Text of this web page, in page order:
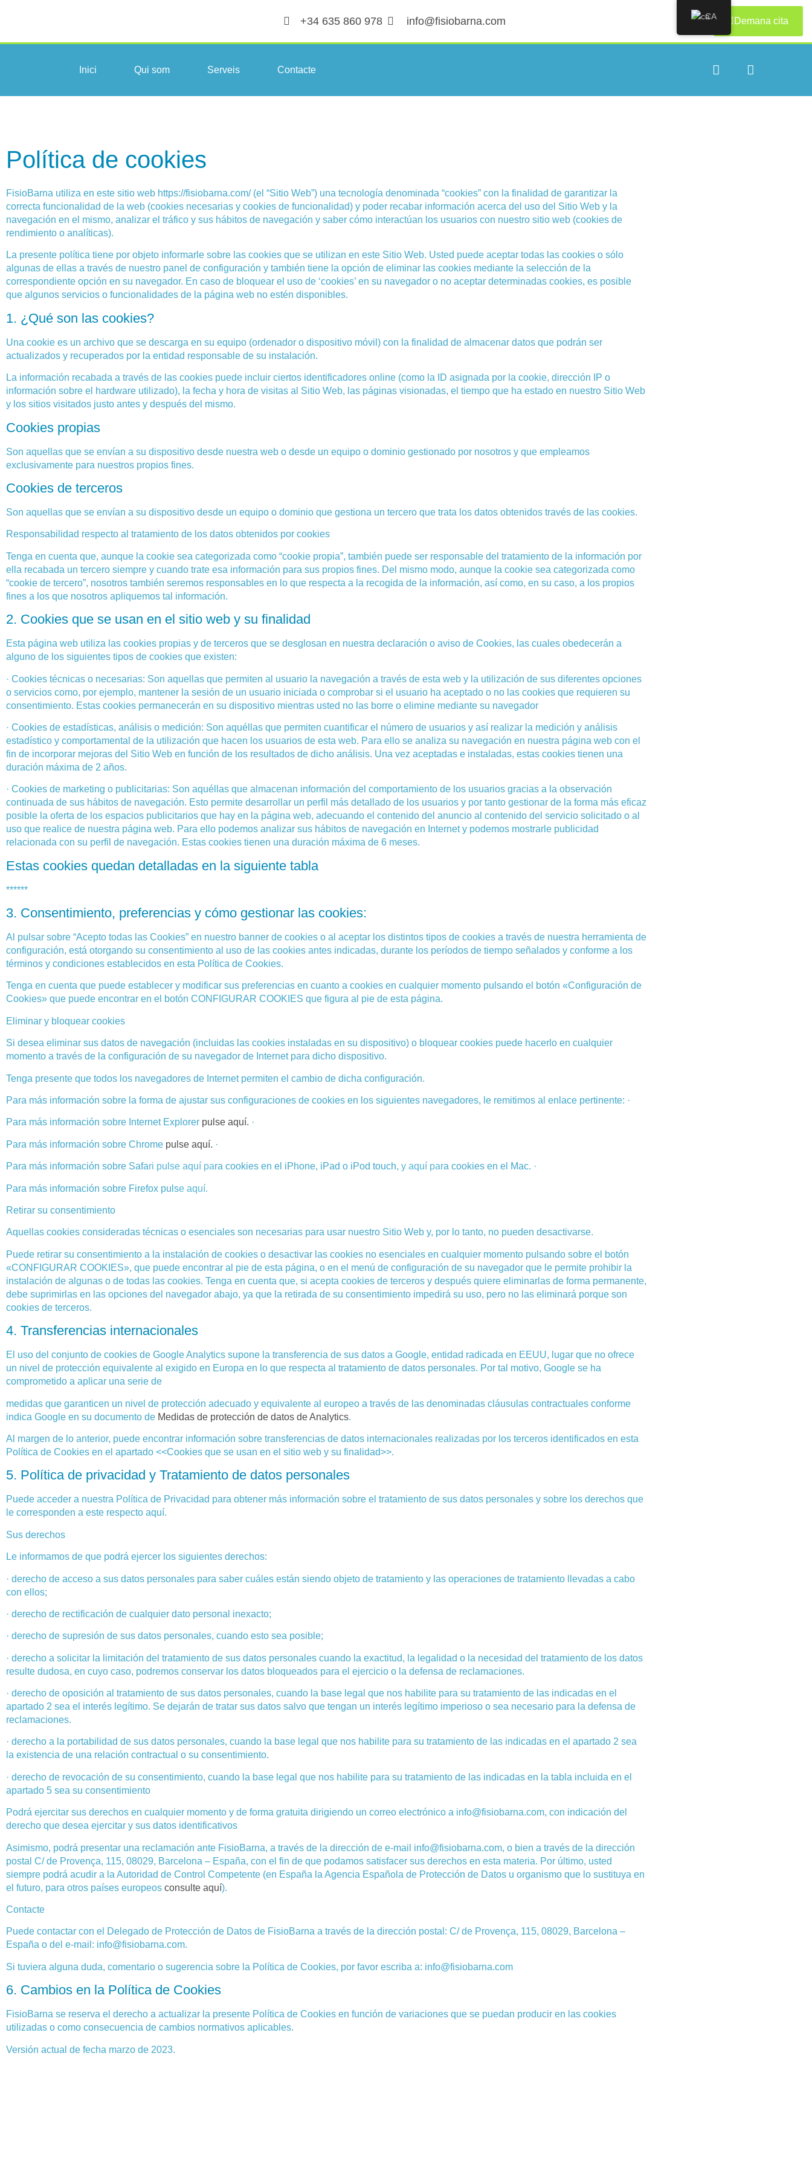
+34 635 860 978 info@fisiobarna.com Demana cita
Inici Qui som Serveis Contacte
Política de cookies
FisioBarna utiliza en este sitio web https://fisiobarna.com/ (el “Sitio Web”) una tecnología denominada “cookies” con la finalidad de garantizar la
correcta funcionalidad de la web (cookies necesarias y cookies de funcionalidad) y poder recabar información acerca del uso del Sitio Web y la
navegación en el mismo, analizar el tráfico y sus hábitos de navegación y saber cómo interactúan los usuarios con nuestro sitio web (cookies de
rendimiento o analíticas).
La presente política tiene por objeto informarle sobre las cookies que se utilizan en este Sitio Web. Usted puede aceptar todas las cookies o sólo
algunas de ellas a través de nuestro panel de configuración y también tiene la opción de eliminar las cookies mediante la selección de la
correspondiente opción en su navegador. En caso de bloquear el uso de ‘cookies’ en su navegador o no aceptar determinadas cookies, es posible
que algunos servicios o funcionalidades de la página web no estén disponibles.
1. ¿Qué son las cookies?
Una cookie es un archivo que se descarga en su equipo (ordenador o dispositivo móvil) con la finalidad de almacenar datos que podrán ser
actualizados y recuperados por la entidad responsable de su instalación.
La información recabada a través de las cookies puede incluir ciertos identificadores online (como la ID asignada por la cookie, dirección IP o
información sobre el hardware utilizado), la fecha y hora de visitas al Sitio Web, las páginas visionadas, el tiempo que ha estado en nuestro Sitio Web
y los sitios visitados justo antes y después del mismo.
Cookies propias
Son aquellas que se envían a su dispositivo desde nuestra web o desde un equipo o dominio gestionado por nosotros y que empleamos
exclusivamente para nuestros propios fines.
Cookies de terceros
Son aquellas que se envían a su dispositivo desde un equipo o dominio que gestiona un tercero que trata los datos obtenidos través de las cookies.
Responsabilidad respecto al tratamiento de los datos obtenidos por cookies
Tenga en cuenta que, aunque la cookie sea categorizada como “cookie propia”, también puede ser responsable del tratamiento de la información por
ella recabada un tercero siempre y cuando trate esa información para sus propios fines. Del mismo modo, aunque la cookie sea categorizada como
“cookie de tercero”, nosotros también seremos responsables en lo que respecta a la recogida de la información, así como, en su caso, a los propios
fines a los que nosotros apliquemos tal información.
2. Cookies que se usan en el sitio web y su finalidad
Esta página web utiliza las cookies propias y de terceros que se desglosan en nuestra declaración o aviso de Cookies, las cuales obedecerán a
alguno de los siguientes tipos de cookies que existen:
· Cookies técnicas o necesarias: Son aquellas que permiten al usuario la navegación a través de esta web y la utilización de sus diferentes opciones
o servicios como, por ejemplo, mantener la sesión de un usuario iniciada o comprobar si el usuario ha aceptado o no las cookies que requieren su
consentimiento. Estas cookies permanecerán en su dispositivo mientras usted no las borre o elimine mediante su navegador
· Cookies de estadísticas, análisis o medición: Son aquéllas que permiten cuantificar el número de usuarios y así realizar la medición y análisis
estadístico y comportamental de la utilización que hacen los usuarios de esta web. Para ello se analiza su navegación en nuestra página web con el
fin de incorporar mejoras del Sitio Web en función de los resultados de dicho análisis. Una vez aceptadas e instaladas, estas cookies tienen una
duración máxima de 2 años.
· Cookies de marketing o publicitarias: Son aquéllas que almacenan información del comportamiento de los usuarios gracias a la observación
continuada de sus hábitos de navegación. Esto permite desarrollar un perfil más detallado de los usuarios y por tanto gestionar de la forma más eficaz
posible la oferta de los espacios publicitarios que hay en la página web, adecuando el contenido del anuncio al contenido del servicio solicitado o al
uso que realice de nuestra página web. Para ello podemos analizar sus hábitos de navegación en Internet y podemos mostrarle publicidad
relacionada con su perfil de navegación. Estas cookies tienen una duración máxima de 6 meses.
Estas cookies quedan detalladas en la siguiente tabla
******
3. Consentimiento, preferencias y cómo gestionar las cookies:
Al pulsar sobre “Acepto todas las Cookies” en nuestro banner de cookies o al aceptar los distintos tipos de cookies a través de nuestra herramienta de
configuración, está otorgando su consentimiento al uso de las cookies antes indicadas, durante los períodos de tiempo señalados y conforme a los
términos y condiciones establecidos en esta Política de Cookies.
Tenga en cuenta que puede establecer y modificar sus preferencias en cuanto a cookies en cualquier momento pulsando el botón «Configuración de
Cookies» que puede encontrar en el botón CONFIGURAR COOKIES que figura al pie de esta página.
Eliminar y bloquear cookies
Si desea eliminar sus datos de navegación (incluidas las cookies instaladas en su dispositivo) o bloquear cookies puede hacerlo en cualquier
momento a través de la configuración de su navegador de Internet para dicho dispositivo.
Tenga presente que todos los navegadores de Internet permiten el cambio de dicha configuración.
Para más información sobre la forma de ajustar sus configuraciones de cookies en los siguientes navegadores, le remitimos al enlace pertinente: ·
Para más información sobre Internet Explorer pulse aquí. ·
Para más información sobre Chrome pulse aquí. ·
Para más información sobre Safari pulse aquí para cookies en el iPhone, iPad o iPod touch, y aquí para cookies en el Mac. ·
Para más información sobre Firefox pulse aquí.
Retirar su consentimiento
Aquellas cookies consideradas técnicas o esenciales son necesarias para usar nuestro Sitio Web y, por lo tanto, no pueden desactivarse.
Puede retirar su consentimiento a la instalación de cookies o desactivar las cookies no esenciales en cualquier momento pulsando sobre el botón
«CONFIGURAR COOKIES», que puede encontrar al pie de esta página, o en el menú de configuración de su navegador que le permite prohibir la
instalación de algunas o de todas las cookies. Tenga en cuenta que, si acepta cookies de terceros y después quiere eliminarlas de forma permanente,
debe suprimirlas en las opciones del navegador abajo, ya que la retirada de su consentimiento impedirá su uso, pero no las eliminará porque son
cookies de terceros.
4. Transferencias internacionales
El uso del conjunto de cookies de Google Analytics supone la transferencia de sus datos a Google, entidad radicada en EEUU, lugar que no ofrece
un nivel de protección equivalente al exigido en Europa en lo que respecta al tratamiento de datos personales. Por tal motivo, Google se ha
comprometido a aplicar una serie de
medidas que garanticen un nivel de protección adecuado y equivalente al europeo a través de las denominadas cláusulas contractuales conforme
indica Google en su documento de Medidas de protección de datos de Analytics.
Al margen de lo anterior, puede encontrar información sobre transferencias de datos internacionales realizadas por los terceros identificados en esta
Política de Cookies en el apartado <<Cookies que se usan en el sitio web y su finalidad>>.
5. Política de privacidad y Tratamiento de datos personales
Puede acceder a nuestra Política de Privacidad para obtener más información sobre el tratamiento de sus datos personales y sobre los derechos que
le corresponden a este respecto aquí.
Sus derechos
Le informamos de que podrá ejercer los siguientes derechos:
· derecho de acceso a sus datos personales para saber cuáles están siendo objeto de tratamiento y las operaciones de tratamiento llevadas a cabo
con ellos;
· derecho de rectificación de cualquier dato personal inexacto;
· derecho de supresión de sus datos personales, cuando esto sea posible;
· derecho a solicitar la limitación del tratamiento de sus datos personales cuando la exactitud, la legalidad o la necesidad del tratamiento de los datos
resulte dudosa, en cuyo caso, podremos conservar los datos bloqueados para el ejercicio o la defensa de reclamaciones.
· derecho de oposición al tratamiento de sus datos personales, cuando la base legal que nos habilite para su tratamiento de las indicadas en el
apartado 2 sea el interés legítimo. Se dejarán de tratar sus datos salvo que tengan un interés legítimo imperioso o sea necesario para la defensa de
reclamaciones.
· derecho a la portabilidad de sus datos personales, cuando la base legal que nos habilite para su tratamiento de las indicadas en el apartado 2 sea
la existencia de una relación contractual o su consentimiento.
· derecho de revocación de su consentimiento, cuando la base legal que nos habilite para su tratamiento de las indicadas en la tabla incluida en el
apartado 5 sea su consentimiento
Podrá ejercitar sus derechos en cualquier momento y de forma gratuita dirigiendo un correo electrónico a info@fisiobarna.com, con indicación del
derecho que desea ejercitar y sus datos identificativos
Asimismo, podrá presentar una reclamación ante FisioBarna, a través de la dirección de e-mail info@fisiobarna.com, o bien a través de la dirección
postal C/ de Provença, 115, 08029, Barcelona – España, con el fin de que podamos satisfacer sus derechos en esta materia. Por último, usted
siempre podrá acudir a la Autoridad de Control Competente (en España la Agencia Española de Protección de Datos u organismo que lo sustituya en
el futuro, para otros países europeos consulte aquí).
Contacte
Puede contactar con el Delegado de Protección de Datos de FisioBarna a través de la dirección postal: C/ de Provença, 115, 08029, Barcelona –
España o del e-mail: info@fisiobarna.com.
Si tuviera alguna duda, comentario o sugerencia sobre la Política de Cookies, por favor escriba a: info@fisiobarna.com
6. Cambios en la Política de Cookies
FisioBarna se reserva el derecho a actualizar la presente Política de Cookies en función de variaciones que se puedan producir en las cookies
utilizadas o como consecuencia de cambios normativos aplicables.
Versión actual de fecha marzo de 2023.
CA